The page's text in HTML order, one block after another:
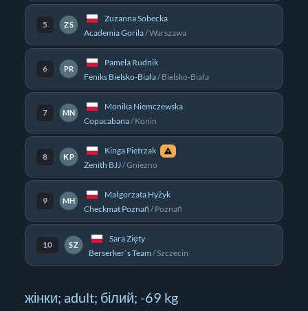
5 ZS
Zuzanna Sobecka
Academia Gorila/Warszawa
6 PR
Pamela Rudnik
Feniks Bielsko-Biała/Bielsko-Biała
7 MN
Monika Niemczewska
Copacabana/Konin
8 KP
Kinga Pietrzak
Zenith BJJ/Gniezno
9 MH
Małgorzata Hyżyk
Checkmat Poznań /Poznań
10 SZ
Sara Zięty
Berserker`s Team /Szczecin
жінки; adult; білий; -69 kg